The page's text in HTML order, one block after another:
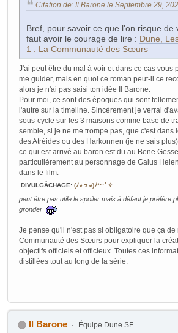
Citation de: Il Barone le Septembre 29,
Bref, pour savoir ce que l'on risque de
faut avoir le courage de lire : Dune,
1 : La Communauté des Sœurs
J'ai peut être du mal à voir et dans ce cas vous
me guider, mais en quoi ce roman peut-il ce
alors je n'ai pas saisi ton idée Il Barone.
Pour moi, ce sont des époques qui sont
l'autre sur la timeline. Sincèrement je verrai
sous-cycle sur les 3 maisons comme base de
semble, si je ne me trompe pas, que c'est dans
des Atréides ou des Harkonnen (je ne sais
ce qui est arrivé au baron est du au Bene
particulièrement au personnage de Gaius
dans le film.
DIVULGÂCHAGE: (ﾉ◕ヮ◕)ﾉ*:･ﾟ✧
peut être pas utile le spoiler mais à défaut je préfère
gronder
Je pense qu'il n'est pas si obligatoire que ça
Communauté des Sœurs pour expliquer la
objectifs officiels et officieux. Toutes ces
distillées tout au long de la série.
Il Barone Équipe Dune SF